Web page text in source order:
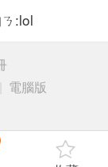
:lol
電腦版